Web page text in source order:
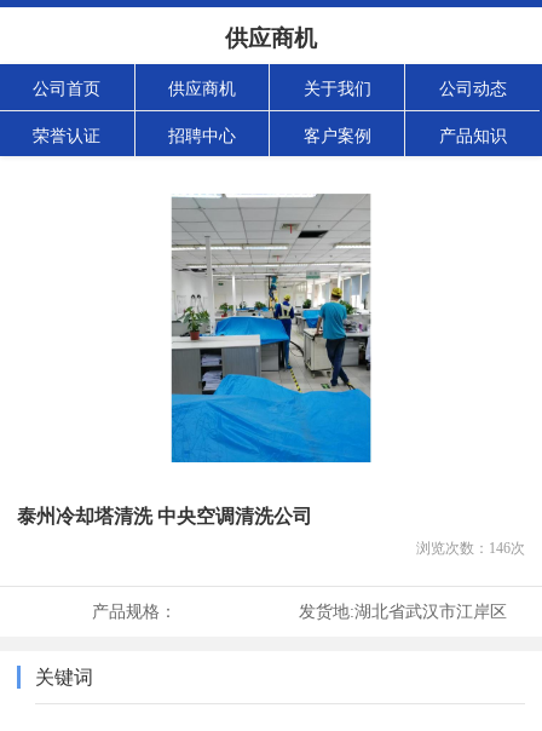
供应商机
公司首页 供应商机 关于我们 公司动态
荣誉认证 招聘中心 客户案例 产品知识
泰州冷却塔清洗 中央空调清洗公司
浏览次数： 146次
产品规格： 发货地:湖北省武汉市江岸区
关键词